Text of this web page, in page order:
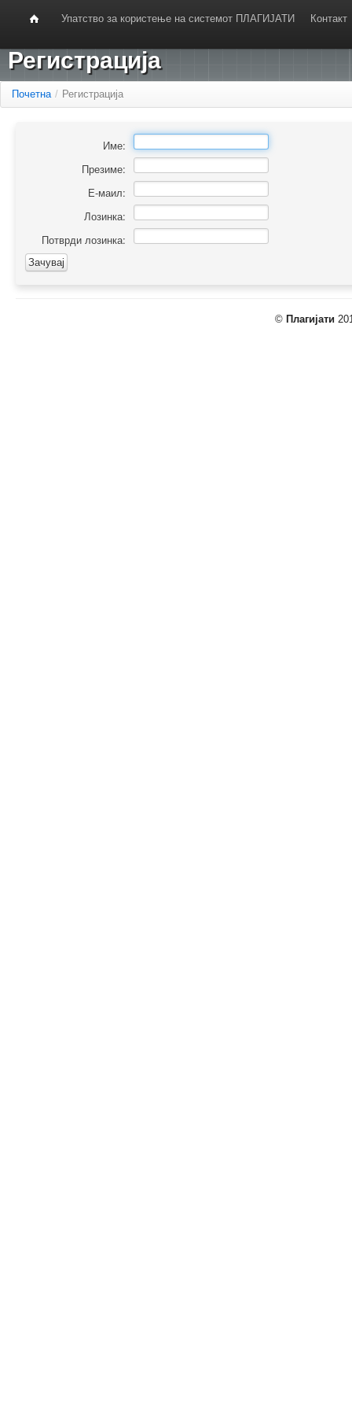
Упатство за користење на системот ПЛАГИЈАТИ Контакт
Регистрација
Почетна / Регистрација
Име:
Презиме:
Е-маил:
Лозинка:
Потврди лозинка:
© Плагијати